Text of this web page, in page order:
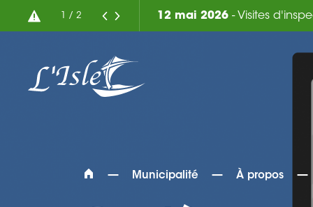
/ 2 12 mai 2026 - Visites
— Municipalité — À propos —